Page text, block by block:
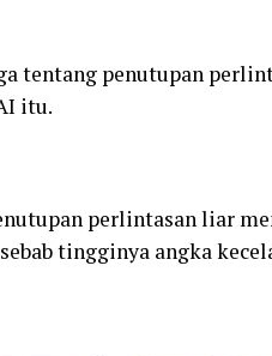
tentang penutupan
itu.
perlintasan liar
tingginya angka